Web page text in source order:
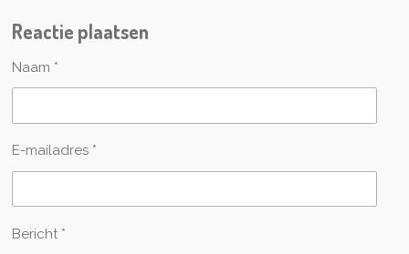
e
n
l
r
e
e
n
Reactie plaatsen
Naam *
E-mailadres *
Bericht *